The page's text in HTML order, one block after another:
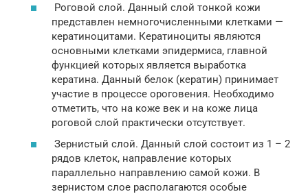
Роговой слой. Данный слой тонкой кожи
представлен немногочисленными клетками —
кератиноцитами. Кератиноциты являются
основными клетками эпидермиса, главной
функцией которых является выработка
кератина. Данный белок (кератин) принимает
участие в процессе ороговения. Необходимо
отметить, что на коже век и на коже лица
роговой слой практически отсутствует.
Зернистый слой. Данный слой состоит из 1 – 2
рядов клеток, направление которых
параллельно направлению самой кожи. В
зернистом слое располагаются особые